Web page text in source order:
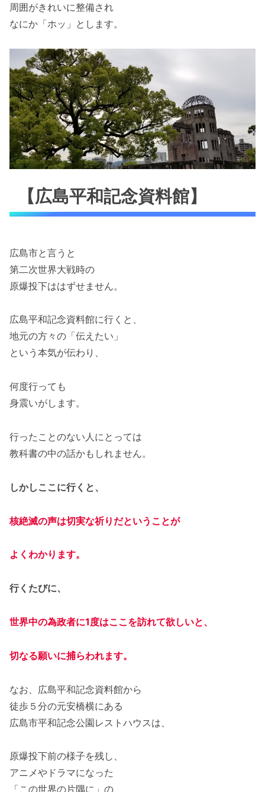
周囲がきれいに整備され
なにか「ホッ」とします。
【広島平和記念資料館】
広島市と言うと
第二次世界大戦時の
原爆投下ははずせません。
広島平和記念資料館に行くと、
地元の方々の「伝えたい」
という本気が伝わり、
何度行っても
身震いがします。
行ったことのない人にとっては
教科書の中の話かもしれません。
しかしここに行くと、
核絶滅の声は切実な祈りだということが
よくわかります。
行くたびに、
世界中の為政者に1度はここを訪れて欲しいと、
切なる願いに捕らわれます。
なお、広島平和記念資料館から
徒歩５分の元安橋横にある
広島市平和記念公園レストハウスは、
原爆投下前の様子を残し、
アニメやドラマになった
「この世界の片隅に」の